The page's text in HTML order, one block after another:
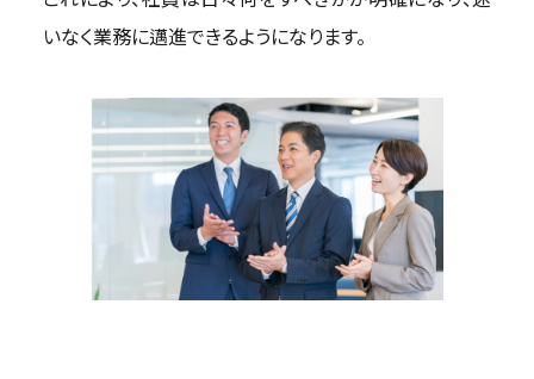
いなく業務に邁進できるようになります。